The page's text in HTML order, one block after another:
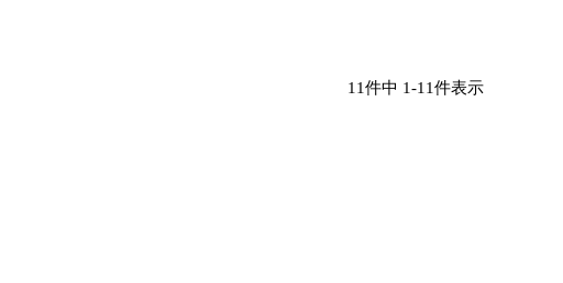
11件中 1-11件表示